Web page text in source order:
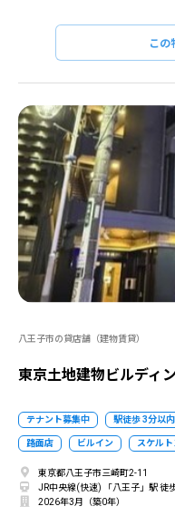
この
八王子市の貸店舗（建物賃貸）
東京土地建物ビルディ
テナント募集中 駅徒歩 3分以内
路面店 ビルイン スケルト
東京都八王子市三崎町2-11
JR中央線(快速) 「八王子」駅 徒
2026年3月（築0年）